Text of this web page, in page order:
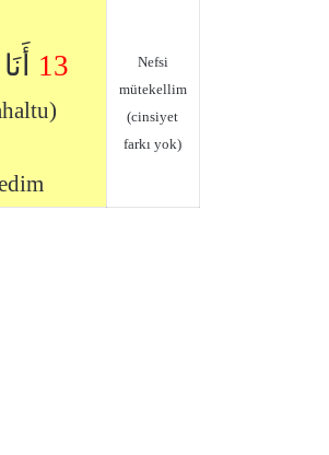
13
Nefsi
mütekellim
(cinsiyet
farkı yok)